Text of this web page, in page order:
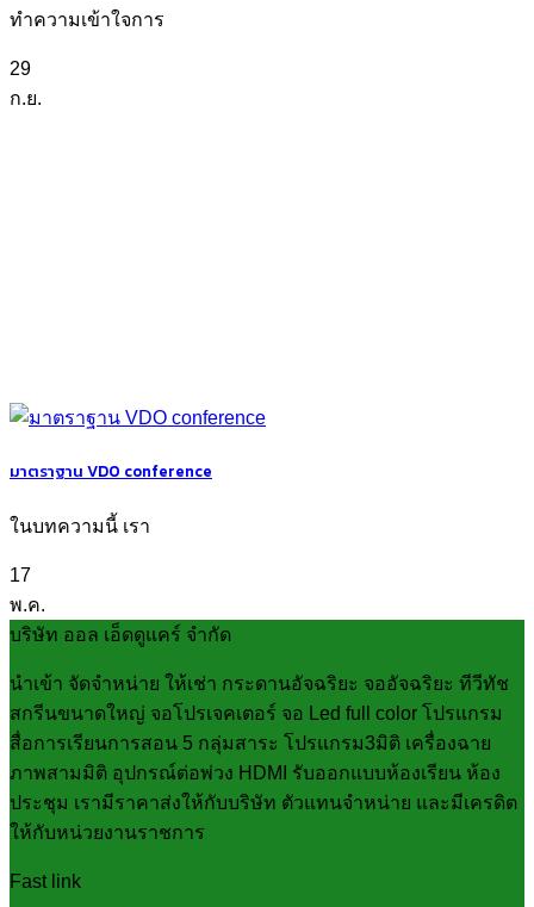
ทำความเข้าใจการ
29
ก.ย.
มาตราฐาน VDO conference
ในบทความนี้ เรา
17
พ.ค.
บริษัท ออล เอ็ดดูแคร์ จำกัด
นำเข้า จัดจำหน่าย ให้เช่า กระดานอัจฉริยะ จออัจฉริยะ ทีวีทัช
สกรีนขนาดใหญ่ จอโปรเจคเตอร์ จอ Led full color โปรแกรม
สื่อการเรียนการสอน 5 กลุ่มสาระ โปรแกรม3มิติ เครื่องฉาย
ภาพสามมิติ อุปกรณ์ต่อพ่วง HDMI รับออกแบบห้องเรียน ห้อง
ประชุม เรามีราคาส่งให้กับบริษัท ตัวแทนจำหน่าย และมีเครดิต
ให้กับหน่วยงานราชการ
Fast link